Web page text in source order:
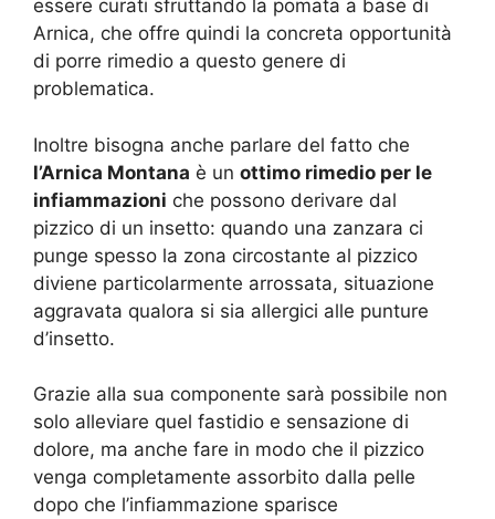
essere curati sfruttando la pomata a base di
Arnica, che offre quindi la concreta opportunità
di porre rimedio a questo genere di
problematica.
Inoltre bisogna anche parlare del fatto che
l’Arnica Montana è un ottimo rimedio per le
infiammazioni che possono derivare dal
pizzico di un insetto: quando una zanzara ci
punge spesso la zona circostante al pizzico
diviene particolarmente arrossata, situazione
aggravata qualora si sia allergici alle punture
d’insetto.
Grazie alla sua componente sarà possibile non
solo alleviare quel fastidio e sensazione di
dolore, ma anche fare in modo che il pizzico
venga completamente assorbito dalla pelle
dopo che l’infiammazione sparisce